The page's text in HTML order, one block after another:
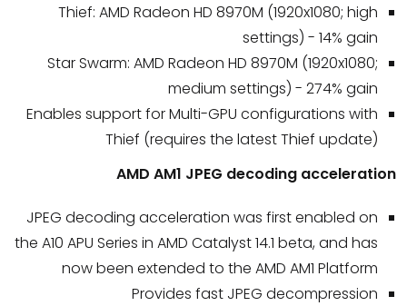
Thief: AMD Radeon HD 8970M (1920x1080; high
settings) - 14% gain
Star Swarm: AMD Radeon HD 8970M (1920x1080;
medium settings) - 274% gain
Enables support for Multi-GPU configurations with
Thief (requires the latest Thief update)
AMD AM1 JPEG decoding acceleration
JPEG decoding acceleration was first enabled on
the A10 APU Series in AMD Catalyst 14.1 beta, and has
now been extended to the AMD AM1 Platform
Provides fast JPEG decompression